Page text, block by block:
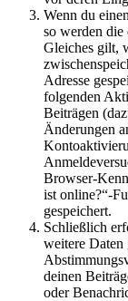
Wenn du
so werden die
Gleiches gilt,
Adresse
folgenden
Beiträgen
Änderungen
Browser-
ist online?“-
gespeichert.
Schließlich
weitere Daten
deinen
oder